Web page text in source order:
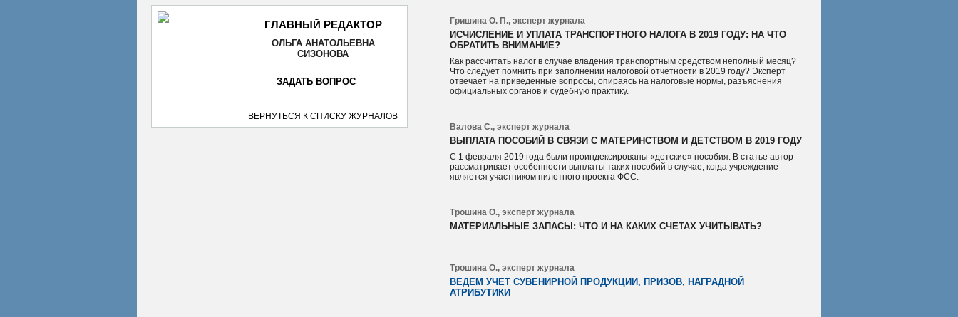
ГЛАВНЫЙ РЕДАКТОР
ОЛЬГА АНАТОЛЬЕВНА
СИЗОНОВА
ЗАДАТЬ ВОПРОС
ВЕРНУТЬСЯ К СПИСКУ ЖУРНАЛОВ
Гришина О. П., эксперт журнала
ИСЧИСЛЕНИЕ И УПЛАТА ТРАНСПОРТНОГО НАЛОГА В 2019 ГОДУ: НА ЧТО
ОБРАТИТЬ ВНИМАНИЕ?
Как рассчитать налог в случае владения транспортным средством неполный месяц?
Что следует помнить при заполнении налоговой отчетности в 2019 году? Эксперт
отвечает на приведенные вопросы, опираясь на налоговые нормы, разъяснения
официальных органов и судебную практику.
Валова С., эксперт журнала
ВЫПЛАТА ПОСОБИЙ В СВЯЗИ С МАТЕРИНСТВОМ И ДЕТСТВОМ В 2019 ГОДУ
С 1 февраля 2019 года были проиндексированы «детские» пособия. В статье автор
рассматривает особенности выплаты таких пособий в случае, когда учреждение
является участником пилотного проекта ФСС.
Трошина О., эксперт журнала
МАТЕРИАЛЬНЫЕ ЗАПАСЫ: ЧТО И НА КАКИХ СЧЕТАХ УЧИТЫВАТЬ?
Трошина О., эксперт журнала
ВЕДЕМ УЧЕТ СУВЕНИРНОЙ ПРОДУКЦИИ, ПРИЗОВ, НАГРАДНОЙ
АТРИБУТИКИ